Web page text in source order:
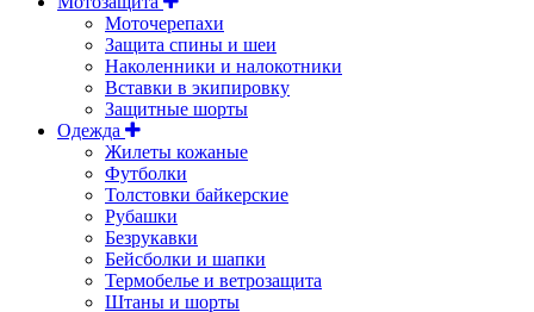
Моточерепахи
Защита спины и шеи
Наколенники и налокотники
Вставки в экипировку
Защитные шорты
Одежда
Жилеты кожаные
Футболки
Толстовки байкерские
Рубашки
Безрукавки
Бейсболки и шапки
Термобелье и ветрозащита
Штаны и шорты